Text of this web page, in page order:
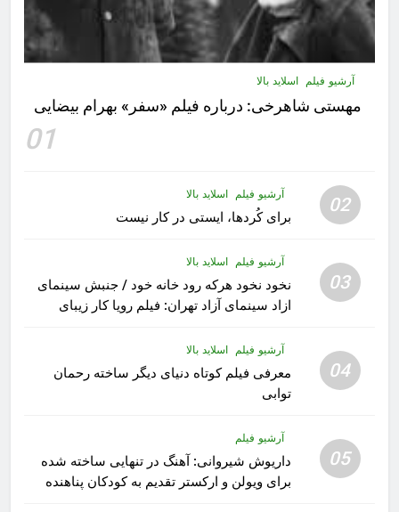
آرشیو فیلم اسلاید بالا
مهستى شاهرخى:‌ درباره فيلم «سفر» بهرام بیضایی
01
02 آرشیو فیلم اسلاید بالا
برای کُردها، ایستی در کار نیست
03
آرشیو فیلم اسلاید بالا
نخود نخود هرکه رود خانه خود / جنبش سینمای
ازاد سینمای آزاد تهران: فیلم رویا کار زیبای
04
آرشیو فیلم اسلاید بالا
معرفی فیلم کوتاه دنیای دیگر ساخته رحمان
توابی
05
آرشیو فیلم
داریوش شیروانی: آهنگ در تنهایی ساخته شده
برای ویولن و ارکستر تقدیم به کودکان پناهنده